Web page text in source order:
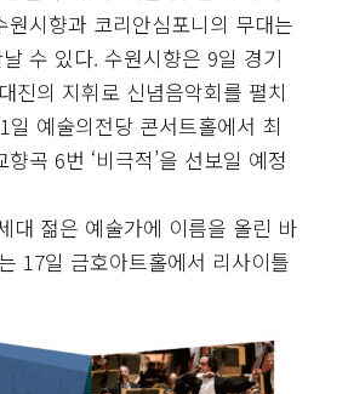
시향과 코리안심포니의 무대는
수 있다. 수원시향은 9일 경기
진의 지휘로 신념음악회를 펼치
일 예술의전당 콘서트홀에서 최
곡 6번 ‘비극적’을 선보일 예정
대 젊은 예술가에 이름을 올린 바
17일 금호아트홀에서 리사이틀